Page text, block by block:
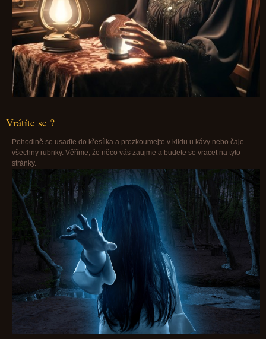
Vrátíte se ?
Pohodlně se usaďte do křesílka a prozkoumejte v klidu u kávy nebo čaje
všechny rubriky. Věříme, že něco vás zaujme a budete se vracet na tyto
stránky.